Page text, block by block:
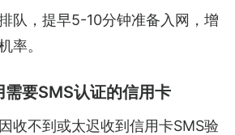
队，提早5-10分钟准备入网，增
率。
要SMS认证的信用卡
收不到或太迟收到信用卡SMS验